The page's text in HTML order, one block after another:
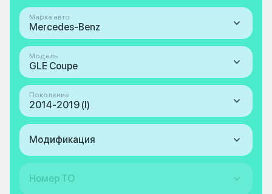
Марка авто
Mercedes-Benz
Модель
GLE Coupe
Поколение
2014-2019 (I)
Модификация
Номер ТО